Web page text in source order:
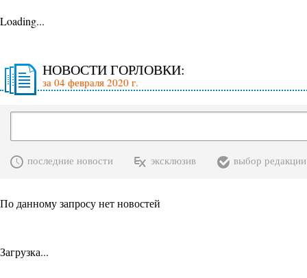
Loading...
НОВОСТИ ГОРЛОВКИ:
за 04 февраля 2020 г.
последние новости эксклюзив выбор редакции
По данному запросу нет новостей
Загрузка...